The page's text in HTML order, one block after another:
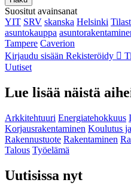
Suositut avainsanat
YIT SRV skanska Helsinki
asuntokauppa
Tampere Caverion
Kirjaudu sisään Rekisteröidy
Uutiset
Lue lisää näistä
Arkkitehtuuri Energiatehokkuus
Korjausrakentaminen Koulutus
Rakennustuote Rakentaminen
Talous Työelämä
Uutisissa nyt